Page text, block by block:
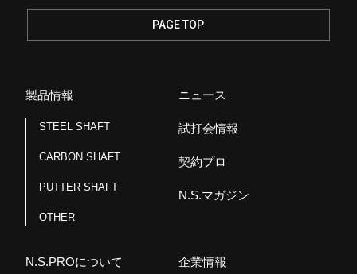
o
PAGE TOP
製品情報
STEEL SHAFT
CARBON SHAFT
PUTTER SHAFT
OTHER
ニュース
試打会情報
契約プロ
N.S.マガジン
N.S.PROについて 企業情報